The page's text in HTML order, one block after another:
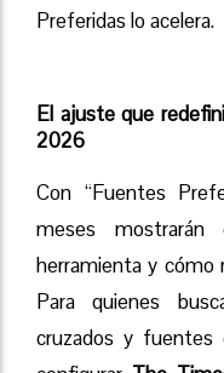
Preferidas lo acelera.
El ajuste que
2026
Con “Fuentes
meses mostrarán
herramienta y cómo
Para quienes
cruzados y fuentes